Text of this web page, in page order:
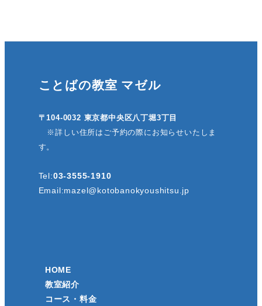
ことばの教室 マゼル
〒104-0032 東京都中央区八丁堀3丁目
※詳しい住所はご予約の際にお知らせいたしま
す。
Tel:03-3555-1910
Email:mazel@kotobanokyoushitsu.jp
HOME
教室紹介
コース・料金